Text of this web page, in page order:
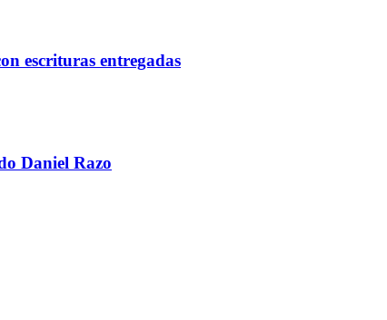
escrituras entregadas
Daniel Razo